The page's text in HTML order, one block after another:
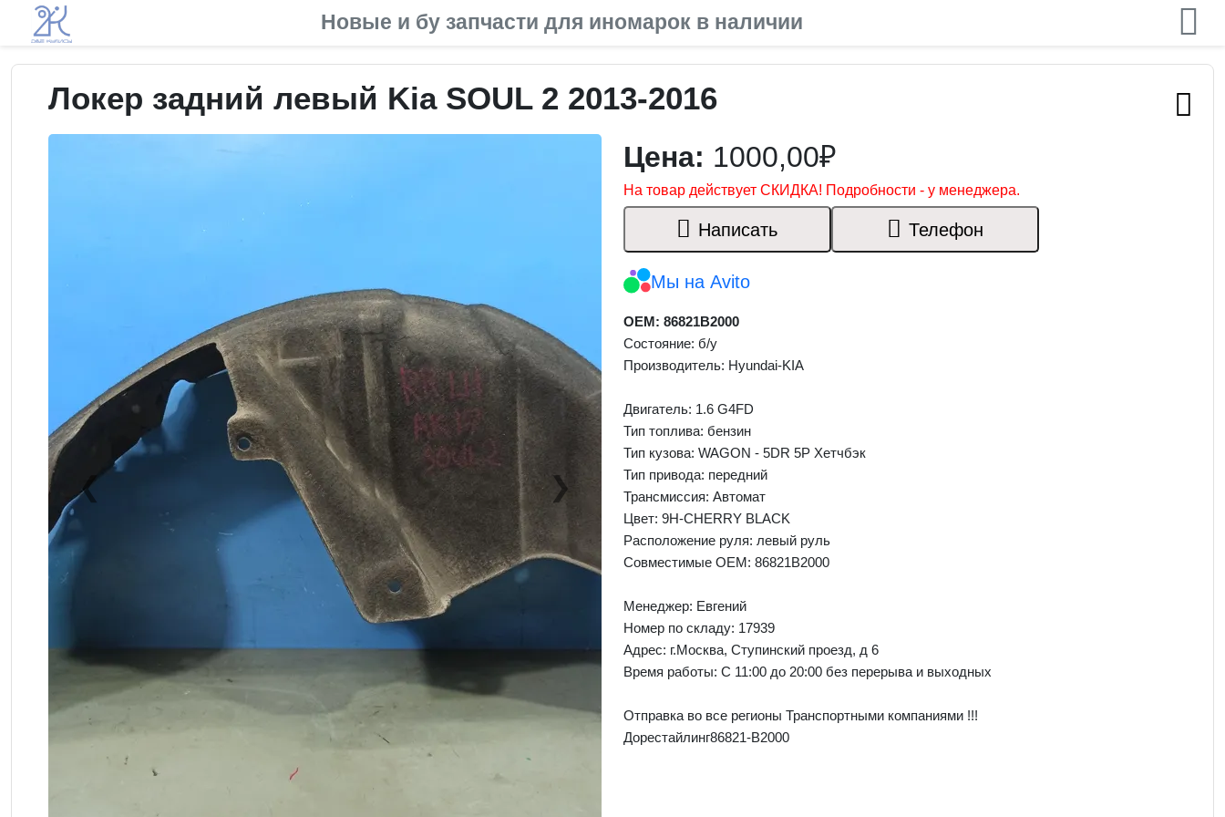
Новые и бу запчасти для иномарок в наличии
Локер задний левый Kia SOUL 2 2013-2016
❮Previous ❯
Next
Цена: 1000,00₽
На товар действует СКИДКА! Подробности - у менеджера.
Написать Телефон
Мы на Avito
OEM: 86821B2000
Состояние: б/у
Производитель: Hyundai-KIA
Двигатель: 1.6 G4FD
Тип топлива: бензин
Тип кузова: WAGON - 5DR 5P Хетчбэк
Тип привода: передний
Трансмиссия: Автомат
Цвет: 9H-CHERRY BLACK
Расположение руля: левый руль
Совместимые OEM: 86821B2000
Менеджер: Евгений
Номер по складу: 17939
Адрес: г.Москва, Ступинский проезд, д 6
Время работы: С 11:00 до 20:00 без перерыва и выходных
Отправка во все регионы Транспортными компаниями !!!
Дорестайлинг86821-B2000